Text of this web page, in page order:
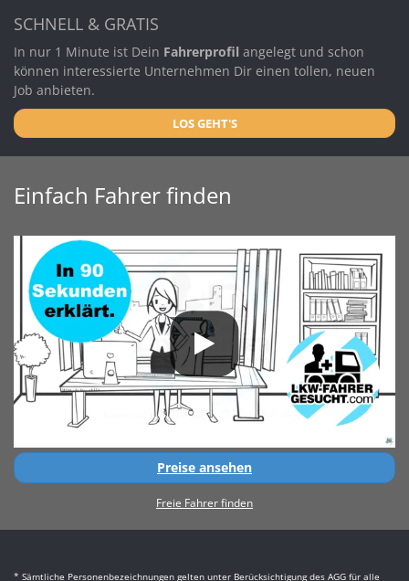
SCHNELL & GRATIS
In nur 1 Minute ist Dein Fahrerprofil angelegt und schon
können interessierte Unternehmen Dir einen tollen, neuen
Job anbieten.
LOS GEHT'S
Einfach Fahrer finden
Preise ansehen
Freie Fahrer finden
* Sämtliche Personenbezeichnungen gelten unter Berücksichtigung des AGG für alle